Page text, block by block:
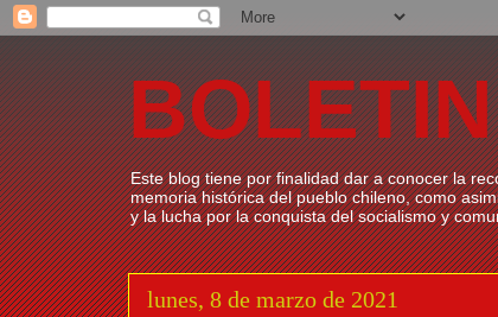
Este blog tiene por finalidad dar a conocer la
memoria histórica del pueblo chileno, como
y la lucha por la conquista del socialismo y
lunes, 8 de marzo de 2021